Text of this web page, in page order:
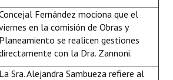
Fernández mociona que el
en la comisión de Obras y
Planeamiento se realicen gestiones
con la Dra. Zannoni.
La Sra. Alejandra Sambueza refiere al